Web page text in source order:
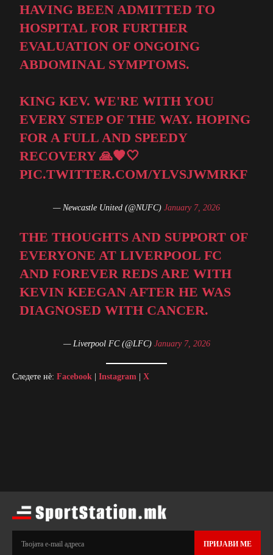
HAVING BEEN ADMITTED TO
HOSPITAL FOR FURTHER
EVALUATION OF ONGOING
ABDOMINAL SYMPTOMS.
KING KEV. WE'RE WITH YOU
EVERY STEP OF THE WAY. HOPING
FOR A FULL AND SPEEDY
RECOVERY 🙏🖤🤍
PIC.TWITTER.COM/YLVSJWMRKF
— Newcastle United (@NUFC) January 7, 2026
THE THOUGHTS AND SUPPORT OF
EVERYONE AT LIVERPOOL FC
AND FOREVER REDS ARE WITH
KEVIN KEEGAN AFTER HE WAS
DIAGNOSED WITH CANCER.
— Liverpool FC (@LFC) January 7, 2026
Следете нè: Facebook Instagram X
ПРИЈАВИ МЕ